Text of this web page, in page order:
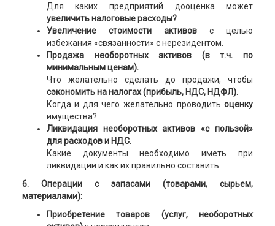
Для каких предприятий дооценка может
увеличить налоговые расходы?
Увеличение стоимости активовс целью
избежания «связанности» с нерезидентом.
Продажа необоротных активов (в т.ч. по
минимальным ценам).
Что желательно сделать до продажи, чтобы
сэкономить на налогах (прибыль, НДС, НДФЛ).
Когда и для чего желательно проводитьоценку
имущества?
Ликвидация необоротных активов «с пользой»
для расходов и НДС.
Какие документы необходимо иметь при
ликвидации и как их правильно составить.
6. Операции с запасами (товарами, сырьем,
материалами):
Приобретение товаров (услуг, необоротных